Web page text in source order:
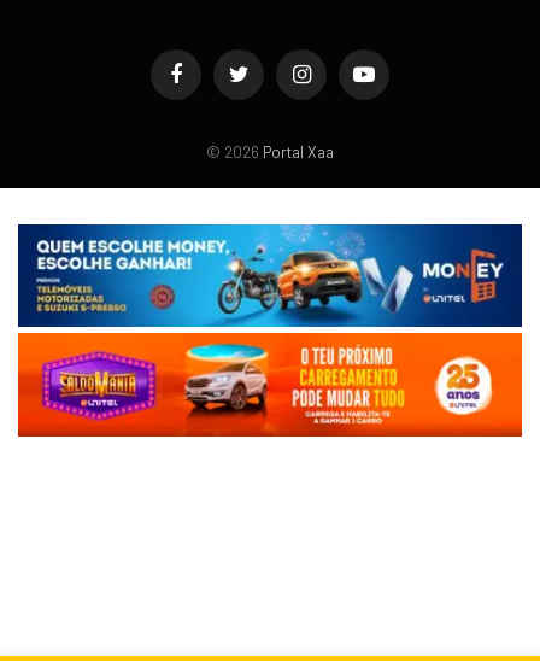
FacebookTwitter InstagramYouTube
© 2026 Portal Xaa